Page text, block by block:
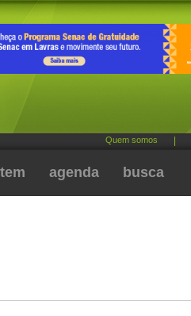
Quem somos
agenda busca